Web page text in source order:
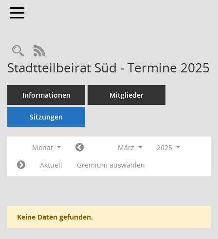
Toggle navigation
Rechercheauswahl
RSS-Feed
Stadtteilbeirat Süd - Termine 2025
Informationen Mitglieder
Sitzungen
Monat März
2025
Aktuell
Gremium auswählen
Keine Daten gefunden.